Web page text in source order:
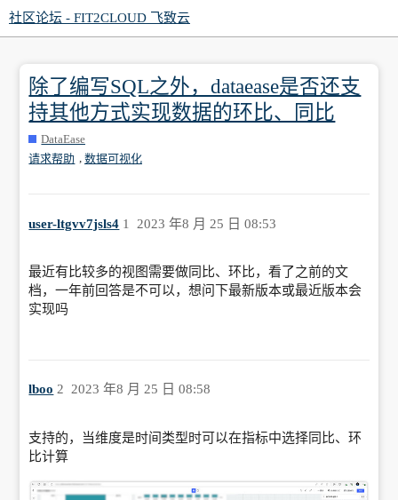
社区论坛 - FIT2CLOUD 飞致云
除了编写SQL之外，dataease是否还支
持其他方式实现数据的环比、同比
DataEase
请求帮助 , 数据可视化
user-ltgvv7jsls4 2023 年8 月 25 日 08:53
1
最近有比较多的视图需要做同比、环比，看了之前的文
档，一年前回答是不可以，想问下最新版本或最近版本会
实现吗
lboo 2023 年8 月 25 日 08:58
2
支持的，当维度是时间类型时可以在指标中选择同比、环
比计算